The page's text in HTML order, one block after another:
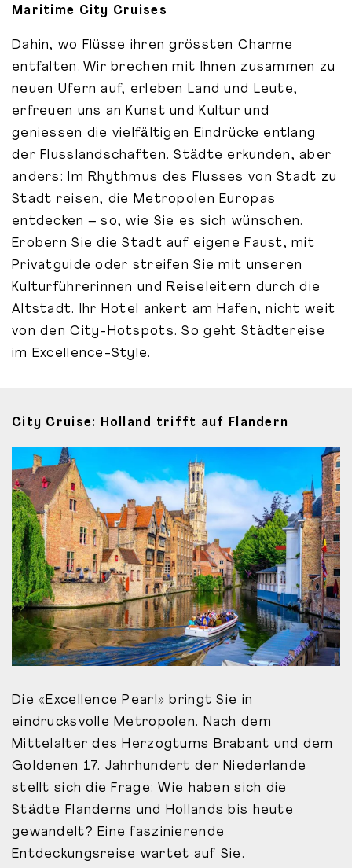
Maritime City Cruises
Dahin, wo Flüsse ihren grössten Charme
entfalten. Wir brechen mit Ihnen zusammen zu
neuen Ufern auf, erleben Land und Leute,
erfreuen uns an Kunst und Kultur und
geniessen die vielfältigen Eindrücke entlang
der Flusslandschaften. Städte erkunden, aber
anders: Im Rhythmus des Flusses von Stadt zu
Stadt reisen, die Metropolen Europas
entdecken – so, wie Sie es sich wünschen.
Erobern Sie die Stadt auf eigene Faust, mit
Privatguide oder streifen Sie mit unseren
Kulturführerinnen und Reiseleitern durch die
Altstadt. Ihr Hotel ankert am Hafen, nicht weit
von den City-Hotspots. So geht Städtereise
im Excellence-Style.
City Cruise: Holland trifft auf Flandern
Die «Excellence Pearl» bringt Sie in
eindrucksvolle Metropolen. Nach dem
Mittelalter des Herzogtums Brabant und dem
Goldenen 17. Jahrhundert der Niederlande
stellt sich die Frage: Wie haben sich die
Städte Flanderns und Hollands bis heute
gewandelt? Eine faszinierende
Entdeckungsreise wartet auf Sie.